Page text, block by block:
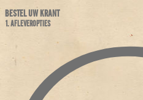
BESTEL UW KRANT
1. AFLEVEROPTIES